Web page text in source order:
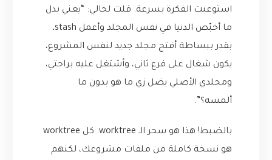
استوعبت الفكرة بسرعة. قلت لحالي: “يعني بدل
ما أخبّص الدنيا في نفس المجلد وأعمل stash،
بقدر ببساطة أفتح مجلد جديد لنفس المشروع،
يكون شغال على فرع ثاني، وأشتغل عليه براحتي،
ومجلدي الأصلي يضل زي ما هو بدون ما
ألمسه؟”.
بالضبط! هذا هو سحر الـ worktree. كل worktree
هو نسخة كاملة من ملفات مشروعك، لكنهم